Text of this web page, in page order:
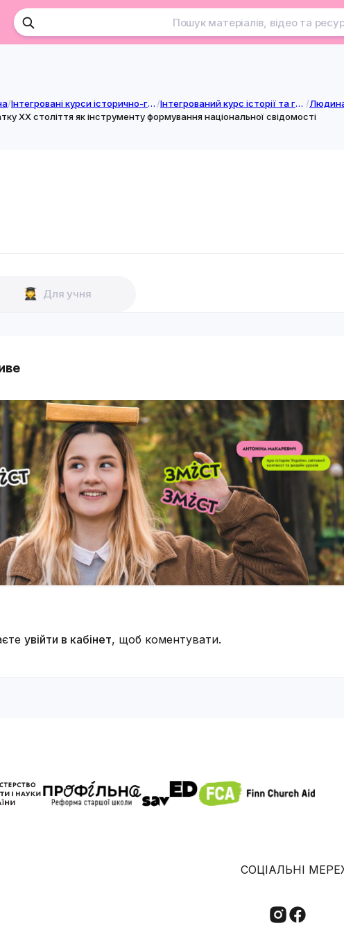
/ Інтегровані курси історично-громадянської галузі / Інтегрований курс історії та громадянської освіти. 10-12 класи. (10 клас) /Людина
ХХ століття як інструменту формування національної свідомості
Для учня
увійти в кабінет, щоб коментувати.
СОЦІАЛЬНІ